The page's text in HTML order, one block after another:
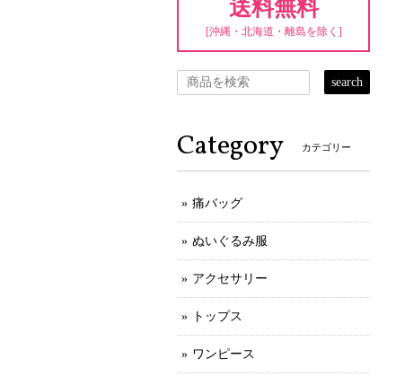
送料無料
[沖縄・北海道・離島を除く]
search
Category カテゴリー
痛バッグ
ぬいぐるみ服
アクセサリー
トップス
ワンピース